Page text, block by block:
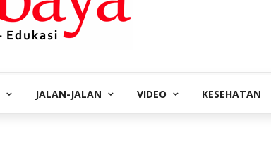
JALAN-JALAN VIDEO KESEHATAN